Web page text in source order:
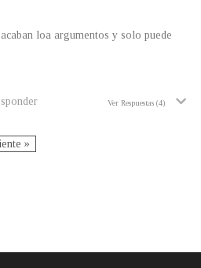
loa argumentos y solo puede
Ver Respuestas (4)
»